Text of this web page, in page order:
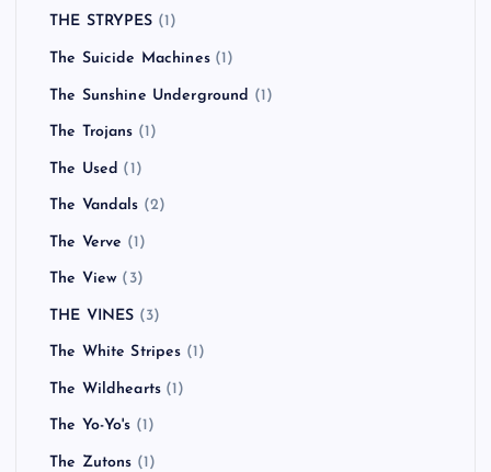
THE STRYPES (1)
The Suicide Machines(1)
The Sunshine Underground (1)
The Trojans (1)
The Used (1)
The Vandals (2)
The Verve (1)
The View (3)
THE VINES (3)
The White Stripes (1)
The Wildhearts (1)
The Yo-Yo's (1)
The Zutons (1)